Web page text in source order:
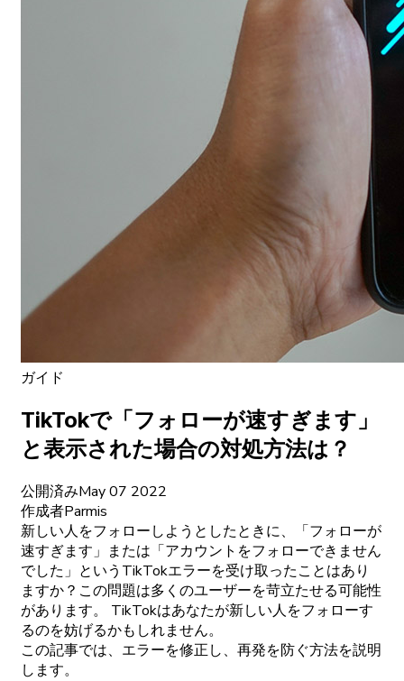
ガイド
TikTokで「フォローが速すぎます」
と表示された場合の対処方法は？
公開済みMay 07 2022
作成者Parmis
新しい人をフォローしようとしたときに、「フォローが
速すぎます」または「アカウントをフォローできません
でした」というTikTokエラーを受け取ったことはあり
ますか？この問題は多くのユーザーを苛立たせる可能性
があります。 TikTokはあなたが新しい人をフォローす
るのを妨げるかもしれません。
この記事では、エラーを修正し、再発を防ぐ方法を説明
します。